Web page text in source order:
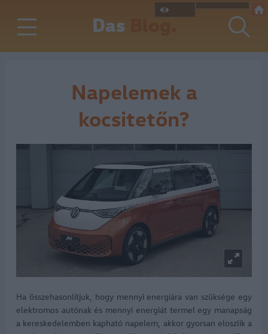
Das Blog.
Napelemek a
kocsitetőn?
Ha összehasonlítjuk, hogy mennyi energiára van szüksége egy
elektromos autónak és mennyi energiát termel egy manapság
a kereskedelemben kapható napelem, akkor gyorsan eloszlik a